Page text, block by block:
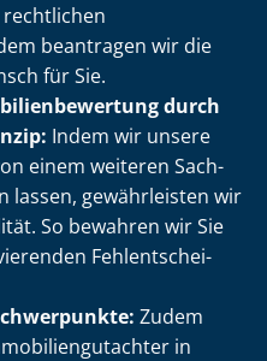
beantragen wir die
für Sie.
durch
Indem wir unsere
einem weiteren Sach­
lassen, gewährleisten wir
So bewahren wir Sie
Fehl­ent­schei­
Zudem
in